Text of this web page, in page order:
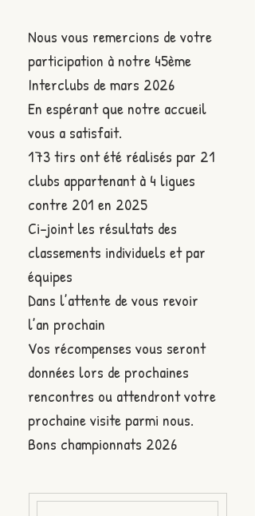
Nous vous remercions de votre
participation à notre 45ème
Interclubs de mars 2026
En espérant que notre accueil
vous a satisfait.
173 tirs ont été réalisés par 21
clubs appartenant à 4 ligues
contre 201 en 2025
Ci-joint les résultats des
classements individuels et par
équipes
Dans l’attente de vous revoir
l’an prochain
Vos récompenses vous seront
données lors de prochaines
rencontres ou attendront votre
prochaine visite parmi nous.
Bons championnats 2026